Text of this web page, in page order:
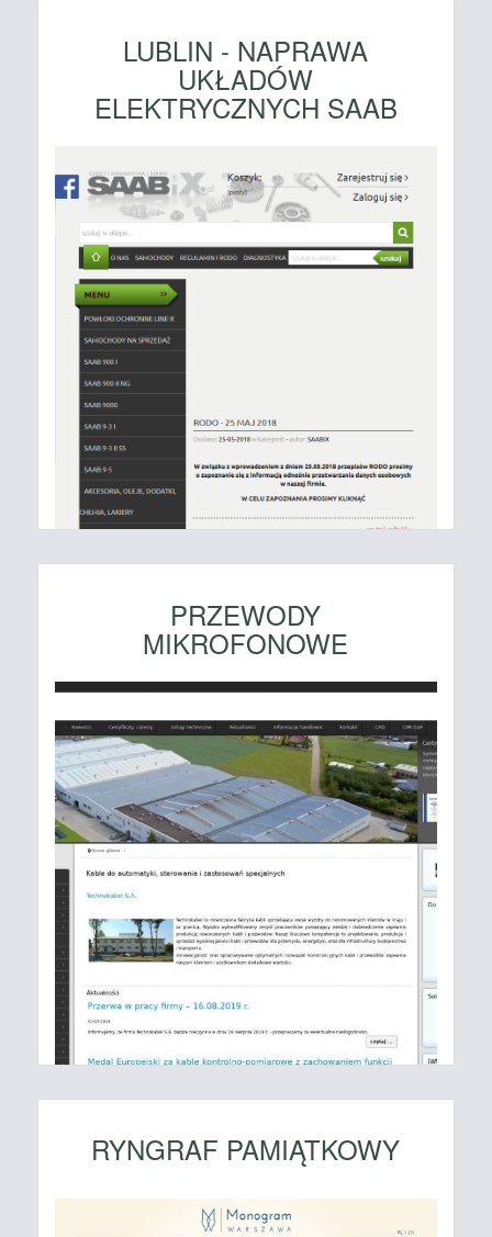
LUBLIN - NAPRAWA
UKŁADÓW
ELEKTRYCZNYCH SAAB
PRZEWODY
MIKROFONOWE
RYNGRAF PAMIĄTKOWY